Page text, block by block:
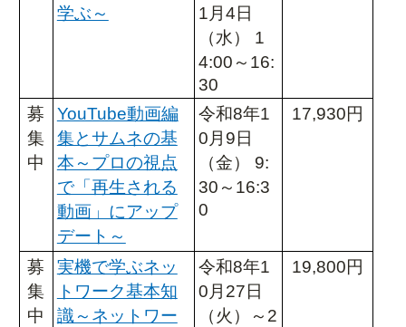
学ぶ～
1月4日
（水） 1
4:00～16:
30
募
集
中
YouTube動画編
集とサムネの基
本～プロの視点
で「再生される
動画」にアップ
デート～
令和8年1
0月9日
（金） 9:
30～16:3
0
17,930円
募
集
中
実機で学ぶネッ
トワーク基本知
識～ネットワー
令和8年1
0月27日
（火）～2
19,800円